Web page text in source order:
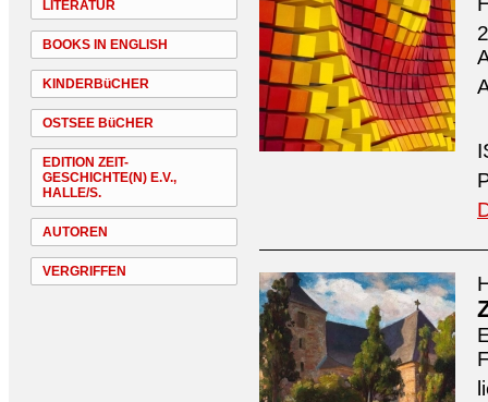
LITERATUR
BOOKS IN ENGLISH
KINDERBüCHER
OSTSEE BüCHER
EDITION ZEIT-
GESCHICHTE(N) E.V.,
HALLE/S.
AUTOREN
VERGRIFFEN